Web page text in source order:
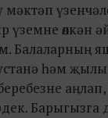
мәктәп
үземне өлкән
Балаларның
һәм җылы
аңлап,
Барыгызга